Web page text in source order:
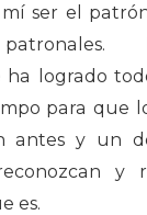
ser el
ha logrado
para que
antes y un
y
es.